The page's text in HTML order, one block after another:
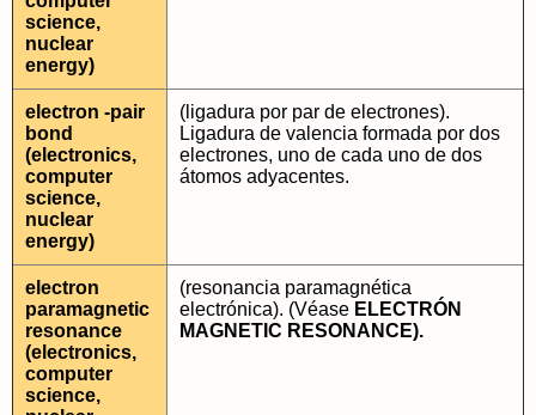
science,
nuclear
energy)
electron -pair
bond
(electronics,
computer
science,
nuclear
energy)
(ligadura por par de electrones).
Ligadura de valencia formada por dos
electrones, uno de cada uno de dos
átomos adyacentes.
electron
paramagnetic
resonance
(electronics,
computer
science,
(resonancia paramagnética
electrónica). (Véase ELECTRÓN
MAGNETIC RESONANCE).